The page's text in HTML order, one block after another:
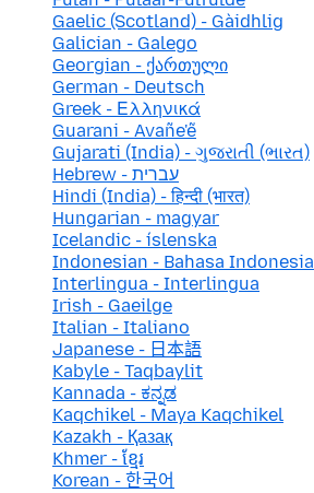
Gaelic (Scotland) - Gàidhlig
Galician - Galego
Georgian - ქართული
German - Deutsch
Greek - Ελληνικά
Guarani - Avañe'ẽ
Gujarati (India) - ગુજરાતી (ભારત)
Hebrew - עברית
Hindi (India) - हिन्दी (भारत)
Hungarian - magyar
Icelandic - íslenska
Indonesian - Bahasa Indonesia
Interlingua - Interlingua
Irish - Gaeilge
Italian - Italiano
Japanese - 日本語
Kabyle - Taqbaylit
Kannada - ಕನ್ನಡ
Kaqchikel - Maya Kaqchikel
Kazakh - Қазақ
Khmer - ខ្មែរ
Korean - 한국어